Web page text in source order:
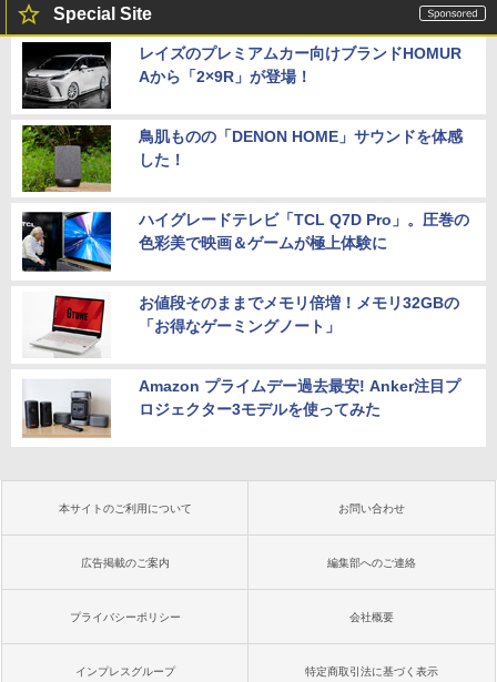
Special Site
レイズのプレミアムカー向けブランドHOMUR
Aから「2×9R」が登場！
鳥肌ものの「DENON HOME」サウンドを体感
した！
ハイグレードテレビ「TCL Q7D Pro」。圧巻の
色彩美で映画＆ゲームが極上体験に
お値段そのままでメモリ倍増！メモリ32GBの
「お得なゲーミングノート」
Amazon プライムデー過去最安! Anker注目プ
ロジェクター3モデルを使ってみた
本サイトのご利用について お問い合わせ
広告掲載のご案内 編集部へのご連絡
プライバシーポリシー 会社概要
インプレスグループ 特定商取引法に基づく表示